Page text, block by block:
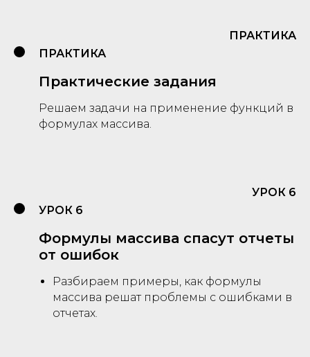
ПРАКТИКА
ПРАКТИКА
Практические задания
Решаем задачи на применение функций в
формулах массива.
УРОК 6
УРОК 6
Формулы массива спасут отчеты
от ошибок
Разбираем примеры, как формулы
массива решат проблемы с ошибками в
отчетах.